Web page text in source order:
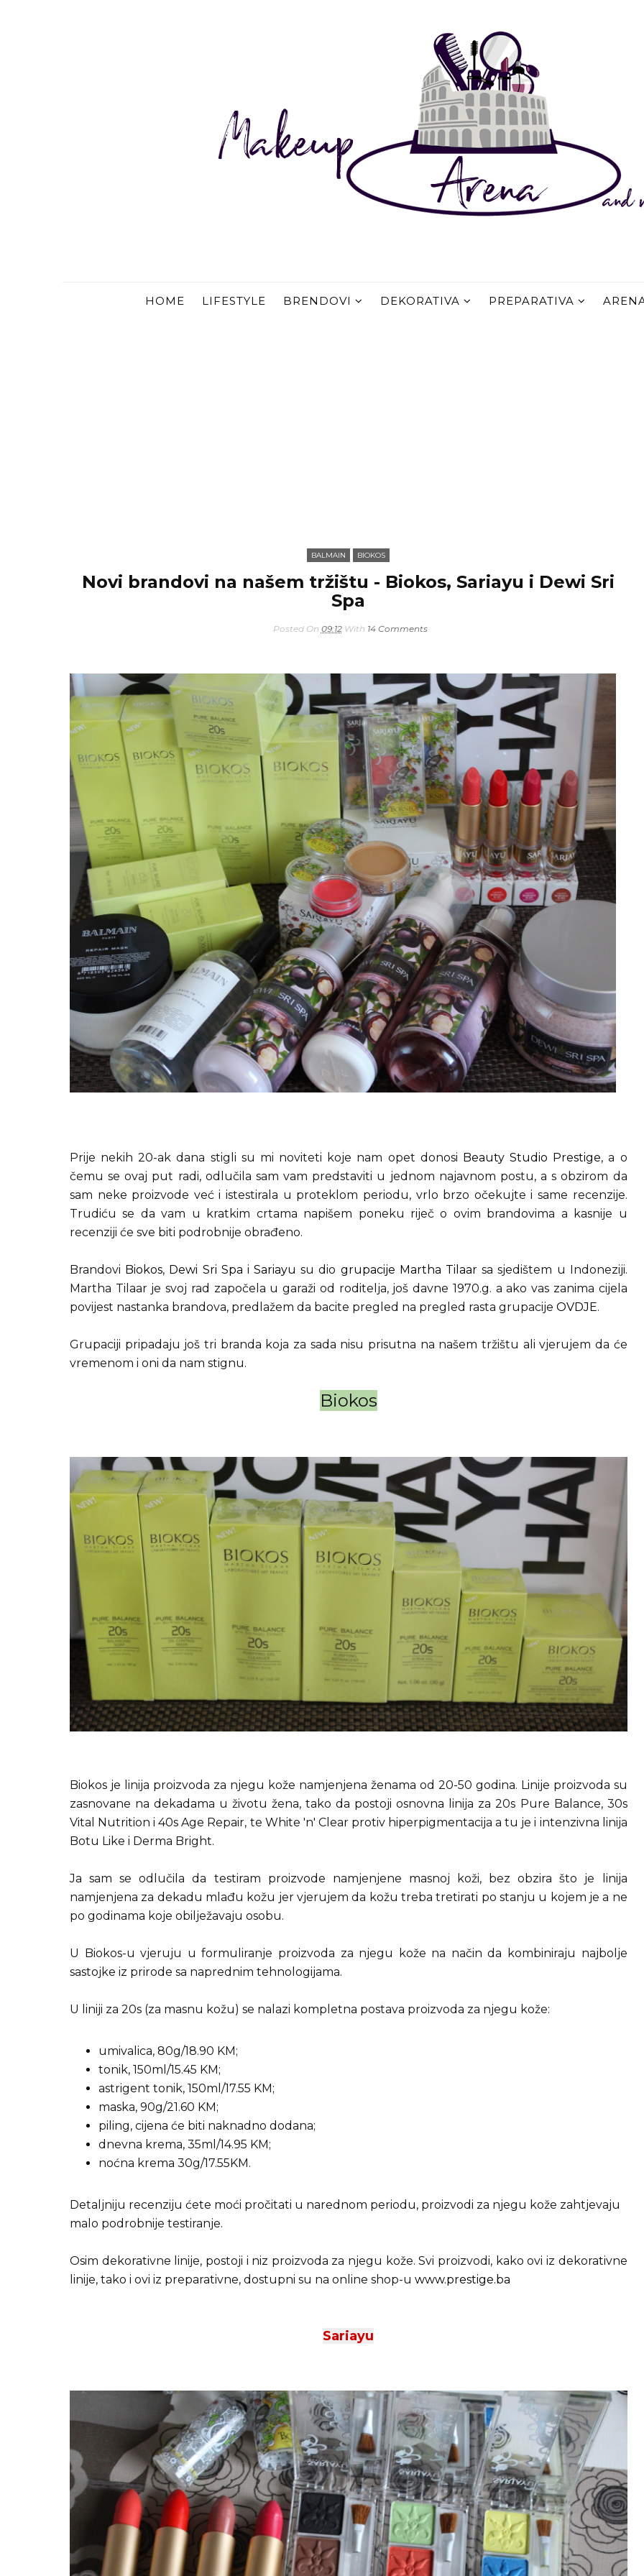
HOME LIFESTYLE BRENDOVI DEKORATIVA PREPARATIVA
BALMAIN BIOKOS
Novi brandovi na našem tržištu - Biokos, Sariayu i Dewi Sri
Spa
Posted On 09:12 With 14 Comments
Prije nekih 20-ak dana stigli su mi noviteti koje nam opet donosi Beauty Studio Prestige, a o
čemu se ovaj put radi, odlučila sam vam predstaviti u jednom najavnom postu, a s obzirom da
sam neke proizvode već i istestirala u proteklom periodu, vrlo brzo očekujte i same recenzije.
Trudiću se da vam u kratkim crtama napišem poneku riječ o ovim brandovima a kasnije u
recenziji će sve biti podrobnije obrađeno.
Brandovi Biokos, Dewi Sri Spa iSariayu su dio grupacije Martha Tilaarsa sjedištem u Indoneziji.
Martha Tilaar je svoj rad započela u garaži od roditelja, još davne 1970.g. a ako vas zanima cijela
povijest nastanka brandova, predlažem da bacite pregled na pregled rasta grupacije OVDJE.
Grupaciji pripadaju još tri branda koja za sada nisu prisutna na našem tržištu ali vjerujem da će
vremenom i oni da nam stignu.
Biokos
Biokos je linija proizvoda za njegu kože namjenjena ženama od 20-50 godina. Linije proizvoda su
zasnovane na dekadama u životu žena, tako da postoji osnovna linija za 20s Pure Balance, 30s
Vital Nutrition i 40s Age Repair, te White 'n' Clear protiv hiperpigmentacija a tu je i intenzivna linija
Botu Like i Derma Bright.
Ja sam se odlučila da testiram proizvode namjenjene masnoj koži, bez obzira što je linija
namjenjena za dekadu mlađu kožu jer vjerujem da kožu treba tretirati po stanju u kojem je a ne
po godinama koje obilježavaju osobu.
U Biokos-u vjeruju u formuliranje proizvoda za njegu kože na način da kombiniraju najbolje
sastojke iz prirode sa naprednim tehnologijama.
U liniji za 20s (za masnu kožu) se nalazi kompletna postava proizvoda za njegu kože:
umivalica, 80g/18.90 KM;
tonik, 150ml/15.45 KM;
astrigent tonik, 150ml/17.55 KM;
maska, 90g/21.60 KM;
piling, cijena će biti naknadno dodana;
dnevna krema, 35ml/14.95 KM;
noćna krema 30g/17.55KM.
Detaljniju recenziju ćete moći pročitati u narednom periodu, proizvodi za njegu kože zahtjevaju
malo podrobnije testiranje.
Osim dekorativne linije, postoji i niz proizvoda za njegu kože. Svi proizvodi, kako ovi iz dekorativne
linije, tako i ovi iz preparativne, dostupni su na online shop-u www.prestige.ba
Sariayu